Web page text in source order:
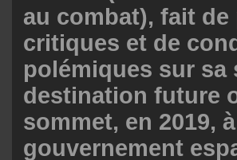
au combat), fait
critiques et de
polémiques sur
destination future
sommet, en 2019,
gouvernement